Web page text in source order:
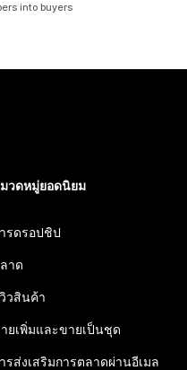
into buyers
วดหมู่ยอดนิยม
รดรอปชิป
าด
วสินค้า
ยเพิ่มและขายเป็นชุด
รส่งเสริมการตลาดผ่านอีเมล